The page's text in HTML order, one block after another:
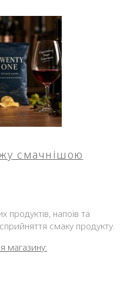
смачнішою
напоїв та
смаку продукту.